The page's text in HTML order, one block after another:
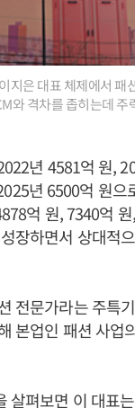
은 대표 체제에서 패
와 격차를 좁히는데 주
년 4581억 원,
년 6500억 원으
억 원, 7340억
장하면서 상대적
전문가라는 주특
본업인 패션 사업
살펴보면 이 대표